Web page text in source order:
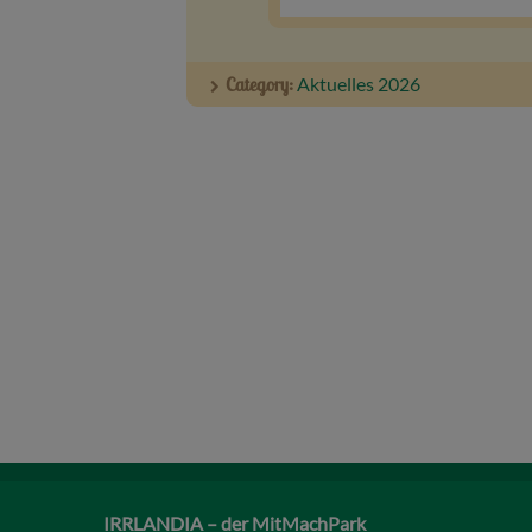
Category:Aktuelles 2026
IRRLANDIA – der MitMachPark